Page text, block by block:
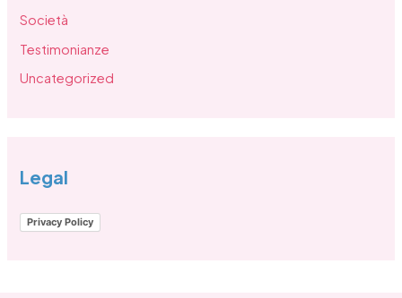
Società
Testimonianze
Uncategorized
Legal
Privacy Policy